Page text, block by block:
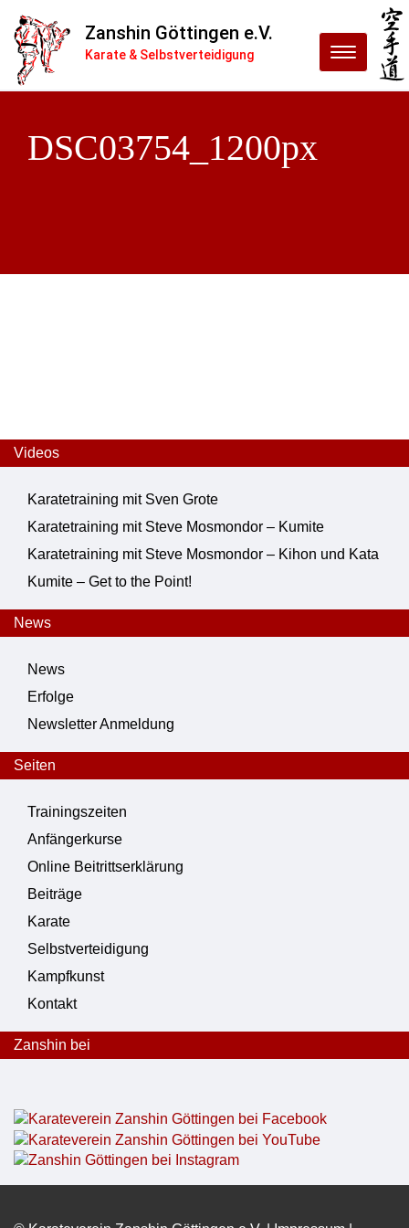
Menu
Zanshin Göttingen e.V.
Karate & Selbstverteidigung
DSC03754_1200px
Videos
Karatetraining mit Sven Grote
Karatetraining mit Steve Mosmondor – Kumite
Karatetraining mit Steve Mosmondor – Kihon und Kata
Kumite – Get to the Point!
News
News
Erfolge
Newsletter Anmeldung
Seiten
Trainingszeiten
Anfängerkurse
Online Beitrittserklärung
Beiträge
Karate
Selbstverteidigung
Kampfkunst
Kontakt
Zanshin bei